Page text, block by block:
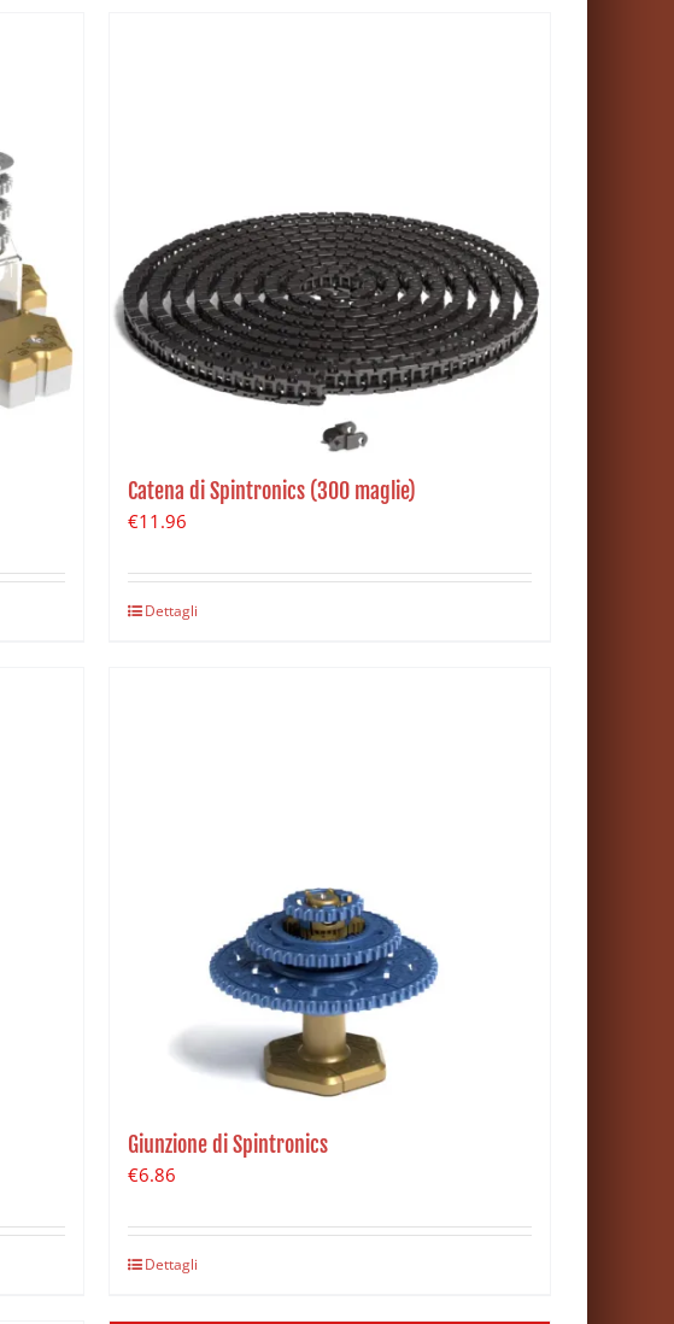
Catena di Spintronics (300 maglie)
€11.96
Dettagli
Giunzione di Spintronics
€6.86
Dettagli